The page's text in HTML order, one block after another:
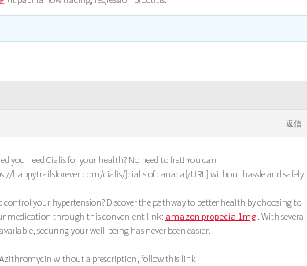
返信
you need Cialis for your health? No need to fret! You can
happytrailsforever.com/cialis/]cialis of canada[/URL] without hassle and safely.
control your hypertension? Discover the pathway to better health by choosing to
medication through this convenient link: amazon propecia 1mg . With several
securing your well-being has never been easier.
without a prescription, follow this link